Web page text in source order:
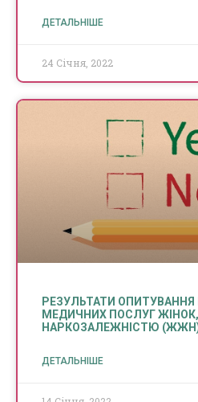
ДЕТАЛЬНІШЕ
24 Січня, 2022
РЕЗУЛЬТАТИ
МЕДИЧНИХ ПОСЛУГ ЖІНОК,
НАРКОЗАЛЕЖНІСТЮ
ДЕТАЛЬНІШЕ